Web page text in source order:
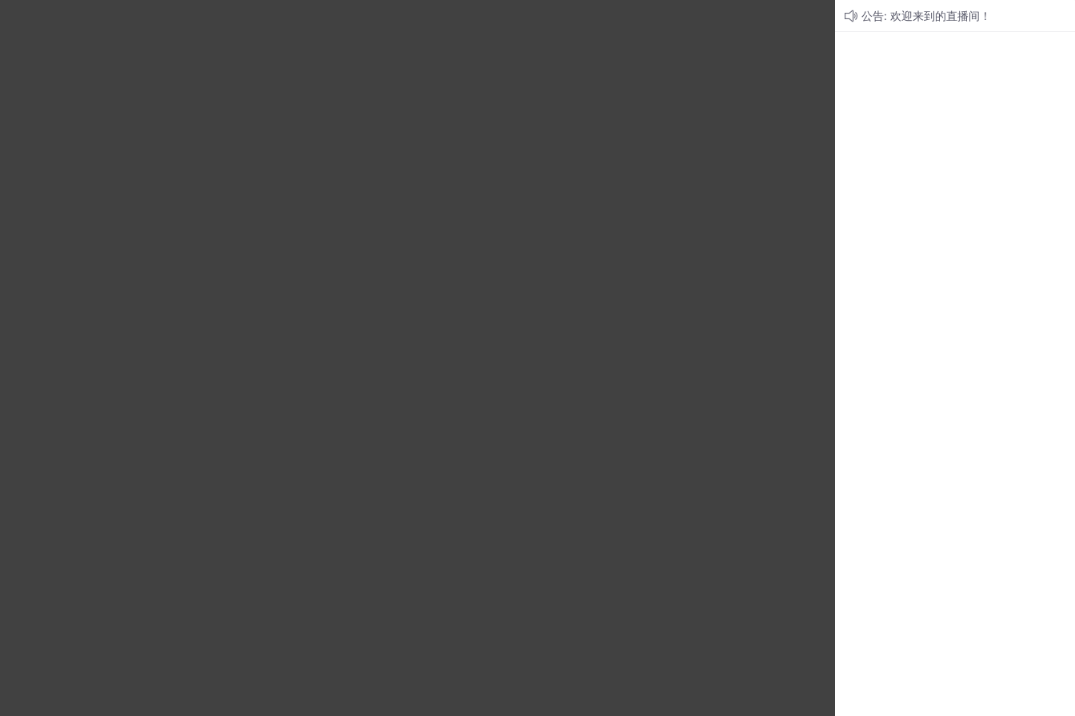
公告: 欢迎来到的直播间！